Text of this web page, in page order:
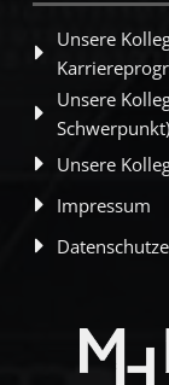
Unsere
Unsere
Schwerpunkt)
Unsere
Impressum